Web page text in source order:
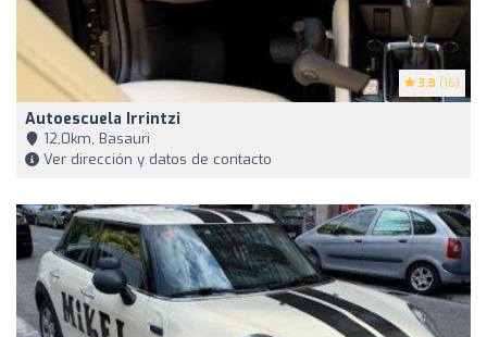
3.8 (16)
Autoescuela Irrintzi
12,0km, Basauri
Ver dirección y datos de contacto